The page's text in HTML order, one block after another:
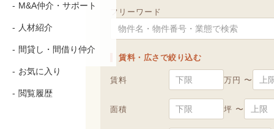
フリーワード
賃料・広さで絞り込む
賃料 万円 〜
面積 坪 〜
M&A仲介・サポート
人材紹介
間貸し・間借り仲介
お気に入り
閲覧履歴